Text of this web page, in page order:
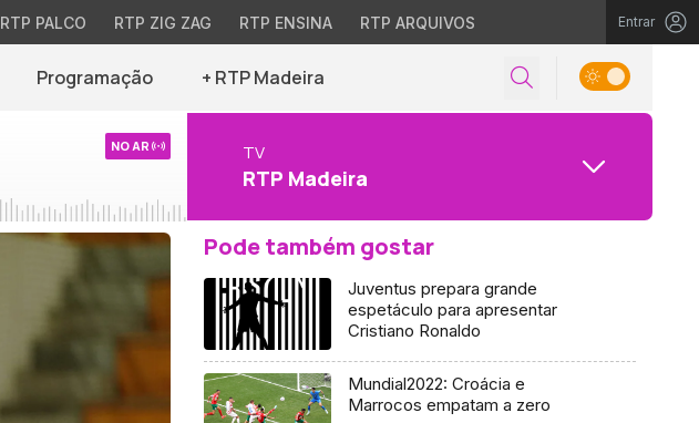
RTP PALCO RTP ZIG ZAG RTP ENSINA RTP ARQUIVOS Entrar
Programação + RTP Madeira
NO AR TV
RTP Madeira
Pode também gostar
Juventus prepara grande
espetáculo para apresentar
Cristiano Ronaldo
Mundial2022: Croácia e
Marrocos empatam a zero